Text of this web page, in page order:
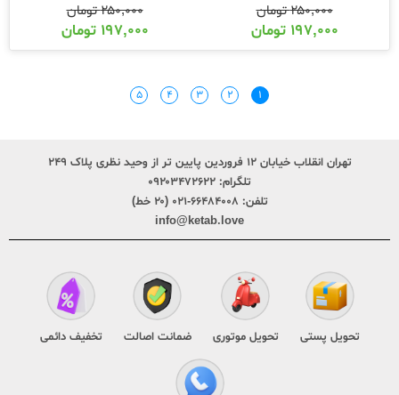
۲۵۰,۰۰۰تومان
۱۹۷,۰۰۰ تومان
۲۵۰,۰۰۰تومان
۱۹۷,۰۰۰ تومان
۱ ۲ ۳ ۴ ۵
تهران انقلاب خیابان ۱۲ فروردین پایین تر از وحید نظری پلاک ۲۴۹
تلگرام: ۰۹۲۰۳۴۷۲۶۲۲
تلفن: ۶۶۴۸۴۰۰۸-۰۲۱ (۲۰ خط)
info@ketab.love
تحویل پستی تحویل موتوری ضمانت اصالت تخفیف دائمی